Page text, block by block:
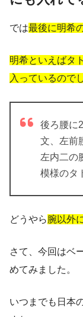
では最後に明希
明希といえばタ
入っているので
後ろ腰に
文、左前
左内二の
模様のタ
どうやら腕以外
さて、今回はベ
めてみました。
いつまでも日本